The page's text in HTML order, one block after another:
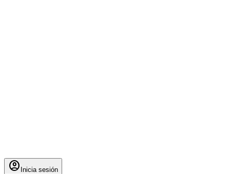
account_circle Inicia sesión